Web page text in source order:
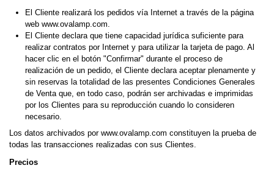
El Cliente realizará los pedidos vía Internet a través de la página
web www.ovalamp.com.
El Cliente declara que tiene capacidad jurídica suficiente para
realizar contratos por Internet y para utilizar la tarjeta de pago. Al
hacer clic en el botón "Confirmar" durante el proceso de
realización de un pedido, el Cliente declara aceptar plenamente y
sin reservas la totalidad de las presentes Condiciones Generales
de Venta que, en todo caso, podrán ser archivadas e imprimidas
por los Clientes para su reproducción cuando lo consideren
necesario.
Los datos archivados por www.ovalamp.com constituyen la prueba de
todas las transacciones realizadas con sus Clientes.
Precios